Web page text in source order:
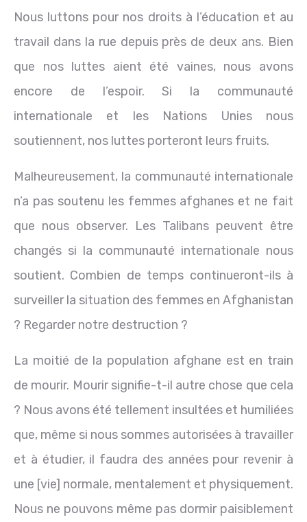
Nous luttons pour nos droits à l’éducation et au
travail dans la rue depuis près de deux ans. Bien
que nos luttes aient été vaines, nous avons
encore de l’espoir. Si la communauté
internationale et les Nations Unies nous
soutiennent, nos luttes porteront leurs fruits.
Malheureusement, la communauté internationale
n’a pas soutenu les femmes afghanes et ne fait
que nous observer. Les Talibans peuvent être
changés si la communauté internationale nous
soutient. Combien de temps continueront-ils à
surveiller la situation des femmes en Afghanistan
? Regarder notre destruction ?
La moitié de la population afghane est en train
de mourir. Mourir signifie-t-il autre chose que cela
? Nous avons été tellement insultées et humiliées
que, même si nous sommes autorisées à travailler
et à étudier, il faudra des années pour revenir à
une [vie] normale, mentalement et physiquement.
Nous ne pouvons même pas dormir paisiblement